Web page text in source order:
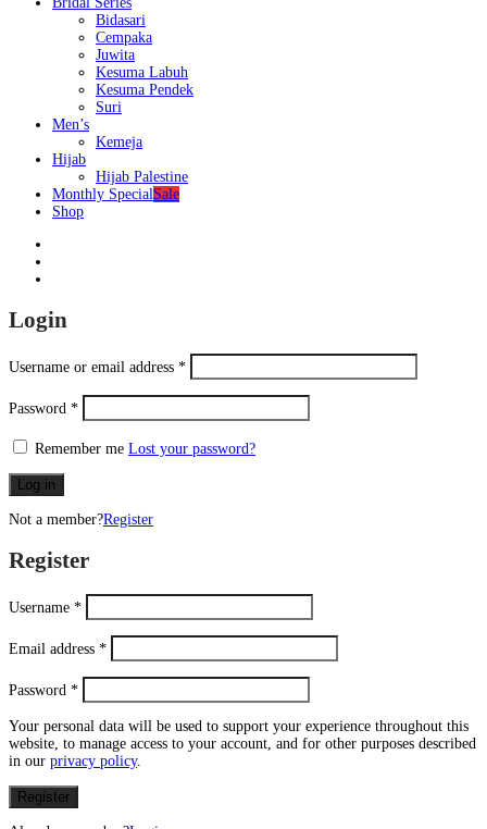
Bidasari
Cempaka
Juwita
Kesuma Labuh
Kesuma Pendek
Suri
Men’s
Kemeja
Hijab
Hijab Palestine
Monthly Special Sale
Shop
Login
Username or email address *
Password *
Remember me Lost your password?
Log in
Not a member?Register
Register
Username *
Email address *
Password *
Your personal data will be used to support your experience throughout this
website, to manage access to your account, and for other purposes described
in our privacy policy.
Register